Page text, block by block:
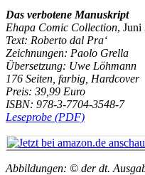
Das verbotene Manuskript
Ehapa Comic Collection, Juni
Text: Roberto dal Pra‘
Zeichnungen: Paolo Grella
Übersetzung: Uwe Löhmann
176 Seiten, farbig, Hardcover
Preis: 39,99 Euro
ISBN: 978-3-7704-3548-7
Leseprobe (PDF)
Abbildungen: © der dt.